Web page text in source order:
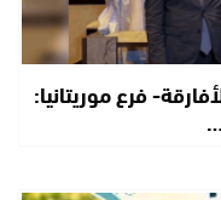
فرع موريتانيا: